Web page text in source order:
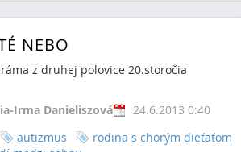
NEBO
z druhej polovice 20.storočia
Irma Danieliszová
24.6.2013 0:40
autizmus
rodina s chorým dieťaťom